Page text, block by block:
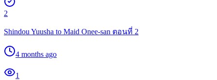
2
Shindou Yuusha to Maid Onee-san ตอนที่ 2
4 months ago
1